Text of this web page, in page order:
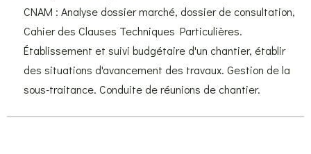
CNAM : Analyse dossier marché, dossier de consultation,
Cahier des Clauses Techniques Particulières.
Établissement et suivi budgétaire d'un chantier, établir
des situations d'avancement des travaux. Gestion de la
sous-traitance. Conduite de réunions de chantier.